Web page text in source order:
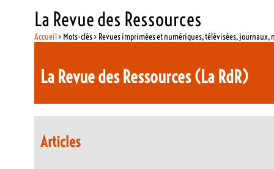
La Revue des Ressources
Accueil> Mots-clés > Revues imprimées et numériques, télévisées, journaux,
La Revue des Ressources (La RdR)
Articles